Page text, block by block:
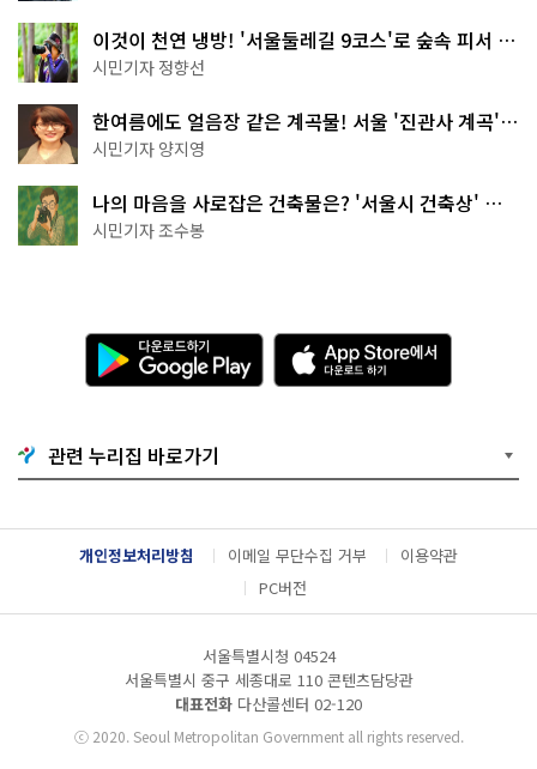
이것이 천연 냉방! '서울둘레길 9코스'로 숲속 피서 떠
나볼까
시민기자 정향선
한여름에도 얼음장 같은 계곡물! 서울 '진관사 계곡'이
천국이네~
시민기자 양지영
나의 마음을 사로잡은 건축물은? '서울시 건축상' 수
상작 공개!
시민기자 조수봉
다
운
로
기
G
o
g
l
e
l
A
p
p
e
서
다
운
드
관련 누리집 바로가기
개인정보처리방침 이메일 무단수집 거부
이용약관
PC버전
서울특별시청 04524
서울특별시 중구 세종대로 110 콘텐츠담당관
대표전화 다산콜센터 02-120
ⓒ2020. Seoul Metropolitan Government all rights reserved.